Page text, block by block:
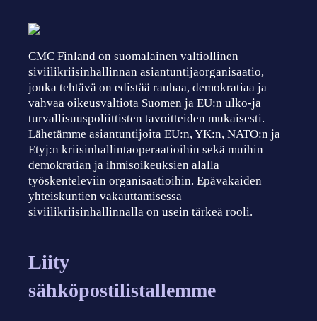
CMC Finland on suomalainen valtiollinen
siviilikriisinhallinnan asiantuntijaorganisaatio,
jonka tehtävä on edistää rauhaa, demokratiaa ja
vahvaa oikeusvaltiota Suomen ja EU:n ulko-ja
turvallisuuspoliittisten tavoitteiden mukaisesti.
Lähetämme asiantuntijoita EU:n, YK:n, NATO:n ja
Etyj:n kriisinhallintaoperaatioihin sekä muihin
demokratian ja ihmisoikeuksien alalla
työskenteleviin organisaatioihin. Epävakaiden
yhteiskuntien vakauttamisessa
siviilikriisinhallinnalla on usein tärkeä rooli.
Liity
sähköpostilistallemme